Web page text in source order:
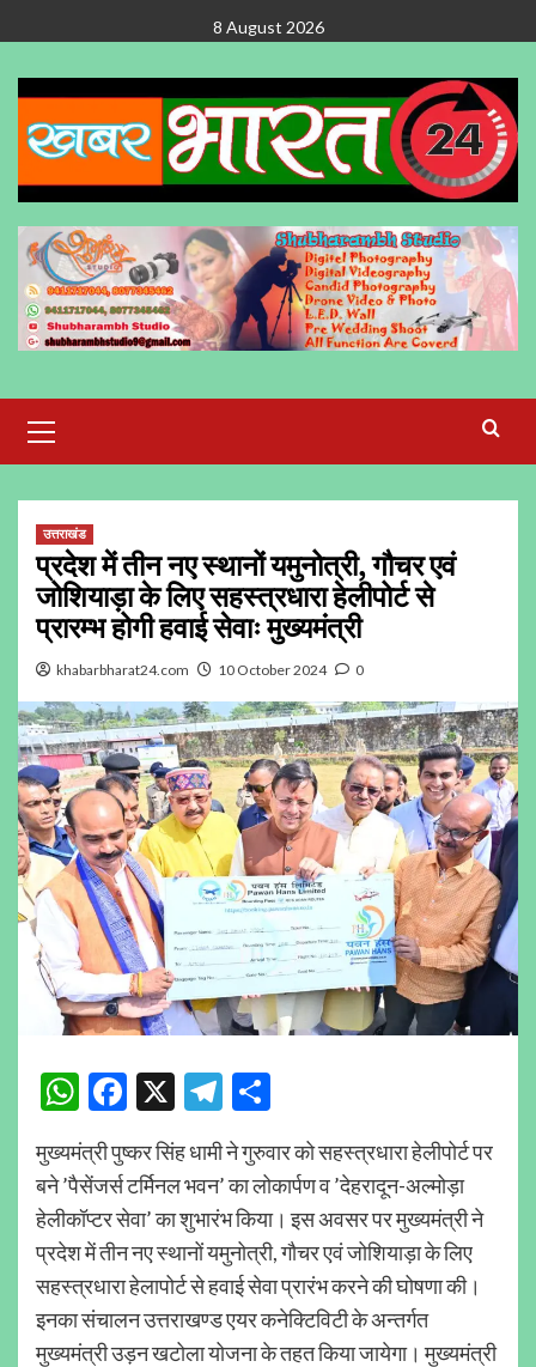
to
content
8 August 2026
Menu
उत्तराखंड
प्रदेश में तीन नए स्थानों यमुनोत्री, गौचर एवं
जोशियाड़ा के लिए सहस्त्रधारा हेलीपोर्ट से
प्रारम्भ होगी हवाई सेवाः मुख्यमंत्री
khabarbharat24.com 10 October 2024 0
WhatsApp
Facebook
X Telegram
मुख्यमंत्री पुष्कर सिंह धामी ने गुरुवार को सहस्त्रधारा हेलीपोर्ट पर
बने ’पैसेंजर्स टर्मिनल भवन’ का लोकार्पण व ’देहरादून-अल्मोड़ा
हेलीकॉप्टर सेवा’ का शुभारंभ किया। इस अवसर पर मुख्यमंत्री ने
प्रदेश में तीन नए स्थानों यमुनोत्री, गौचर एवं जोशियाड़ा के लिए
सहस्त्रधारा हेलापोर्ट से हवाई सेवा प्रारंभ करने की घोषणा की।
इनका संचालन उत्तराखण्ड एयर कनेक्टिविटी के अन्तर्गत
मुख्यमंत्री उड़न खटोला योजना के तहत किया जायेगा। मुख्यमंत्री